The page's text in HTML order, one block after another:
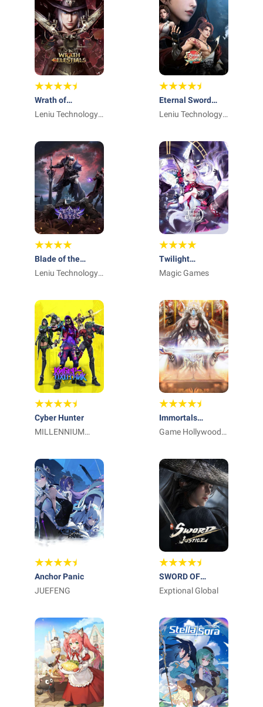
Wrath of
Celestials
Leniu Technology
Eternal Sword
Pact
Leniu Technology
Blade of the
Abyss: Idle RPG
Leniu Technology
Twilight
Chronicle: Idle
Magic Games
Cyber Hunter
MILLENNIUM
Immortals
Revenge
Game Hollywood
Limited
Anchor Panic
JUEFENG
SWORD OF
JUSTICE
Exptional Global